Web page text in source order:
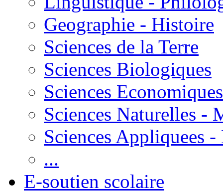
Geographie - Histoire
Sciences de la Terre
Sciences Biologiques
Sciences Economiques
Sciences Naturelles -
Sciences Appliquees
...
E-soutien scolaire